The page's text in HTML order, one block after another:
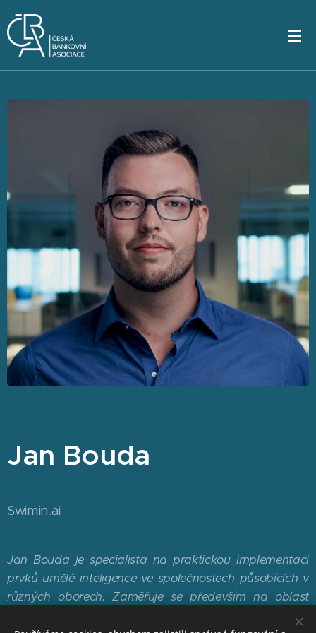
Jan Bouda
Swimin.ai
Jan Bouda je specialista na praktickou implementaci
prvků umělé inteligence ve společnostech působících v
různých oborech. Zaměřuje se především na oblast